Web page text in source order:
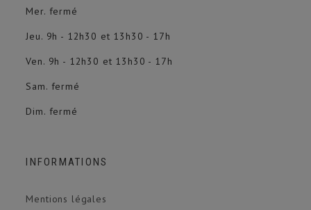
Mer. fermé
Jeu. 9h - 12h30 et 13h30 - 17h
Ven. 9h - 12h30 et 13h30 - 17h
Sam. fermé
Dim. fermé
INFORMATIONS
Mentions légales